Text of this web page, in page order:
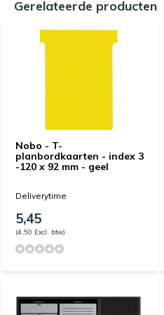
Gerelateerde producten
Nobo - T-
planbordkaarten - index 3
-120 x 92 mm - geel
Deliverytime
5,45
(4,50 Excl. btw)